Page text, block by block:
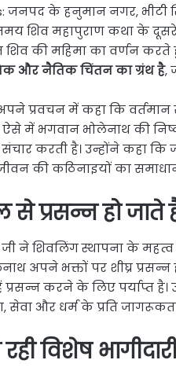
जनपद के हनुमान नगर,
शिव महापुराण कथा के दूसरे
शिव की महिमा का वर्णन
और नैतिक चिंतन का ग्रंथ है,
ने अपने प्रवचन में कहा कि
ऐसे में भगवान भोलेनाथ की
करती है। उन्होंने कहा
की कठिनाइयों का
प्रसन्न हो जाते
ने शिवलिंग स्थापना के
अपने भक्तों पर शीघ्र प्रसन्न
प्रसन्न करने के लिए पर्याप्त
सेवा और धर्म के प्रति
विशेष